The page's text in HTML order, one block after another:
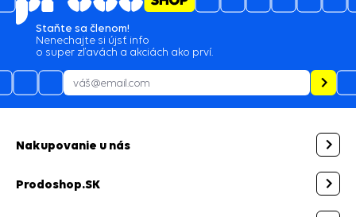
profi prístup, spokojnosť